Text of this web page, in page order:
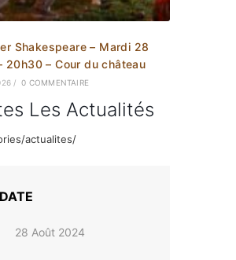
Shakespeare – Mardi 28
20h30 – Cour du château
/ 0 COMMENTAIRE
Les Actualités
actualites/
DATE
28 Août 2024